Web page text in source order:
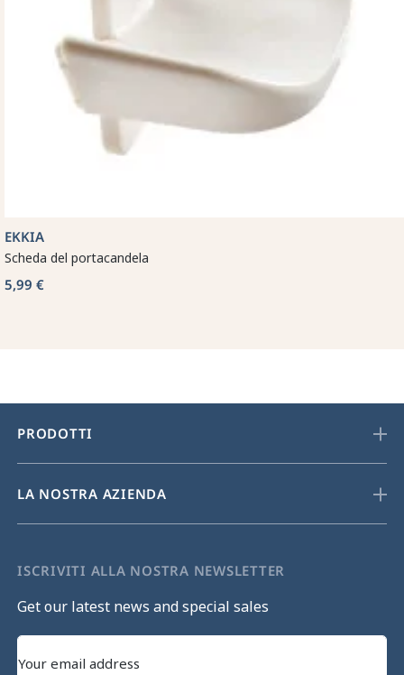
EKKIA
Scheda del portacandela
5,99 €
PRODOTTI
LA NOSTRA AZIENDA
ISCRIVITI ALLA NOSTRA NEWSLETTER
Get our latest news and special sales